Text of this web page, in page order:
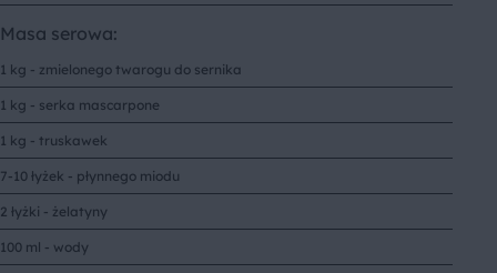
Masa serowa:
1 kg - zmielonego twarogu do sernika
1 kg - serka mascarpone
1 kg - truskawek
7-10 łyżek - płynnego miodu
2 łyżki - żelatyny
100 ml - wody